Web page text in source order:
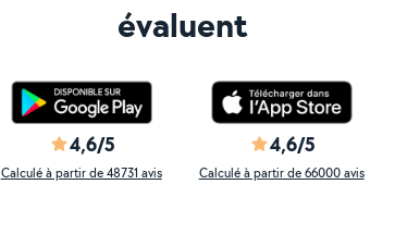
évaluent
4,6/5
Calculé à partir de 48731 avis
4,6/5
Calculé à partir de 66000 avis